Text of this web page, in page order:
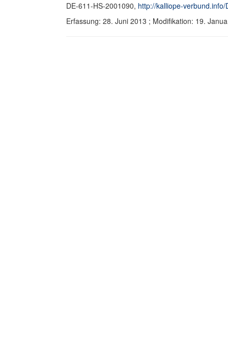
DE-611-HS-2001090, http://kalliope-
Erfassung: 28. Juni 2013 ; Modifikation: 19.